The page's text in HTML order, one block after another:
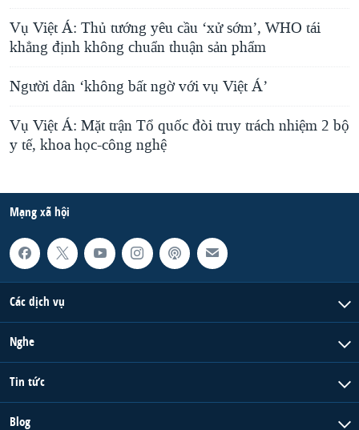
Vụ Việt Á: Thủ tướng yêu cầu ‘xử sớm’, WHO tái
khẳng định không chuẩn thuận sản phẩm
Người dân ‘không bất ngờ với vụ Việt Á’
Vụ Việt Á: Mặt trận Tổ quốc đòi truy trách nhiệm 2 bộ
y tế, khoa học-công nghệ
Mạng xã hội
Các dịch vụ
Nghe
Tin tức
Blog